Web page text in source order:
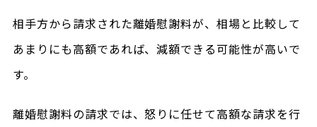
相手方から請求された離婚慰謝料が、相場と比較して
あまりにも高額であれば、減額できる可能性が高いで
す。
離婚慰謝料の請求では、怒りに任せて高額な請求を行